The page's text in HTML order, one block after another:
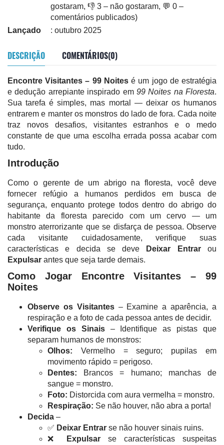
gostaram, 👎 3 – não gostaram, 💬 0 –
comentários publicados)
Lançado
: outubro 2025
DESCRIÇÃO COMENTÁRIOS(0)
Encontre Visitantes – 99 Noitesé um jogo de estratégia
e dedução arrepiante inspirado em 99 Noites na Floresta.
Sua tarefa é simples, mas mortal — deixar os humanos
entrarem e manter os monstros do lado de fora. Cada noite
traz novos desafios, visitantes estranhos e o medo
constante de que uma escolha errada possa acabar com
tudo.
Introdução
Como o gerente de um abrigo na floresta, você deve
fornecer refúgio a humanos perdidos em busca de
segurança, enquanto protege todos dentro do abrigo do
habitante da floresta parecido com um cervo — um
monstro aterrorizante que se disfarça de pessoa. Observe
cada visitante cuidadosamente, verifique suas
características e decida se deve
Deixar Entrarou
Expulsar antes que seja tarde demais.
Como Jogar Encontre Visitantes – 99
Noites
Observe os Visitantes– Examine a aparência, a
respiração e a foto de cada pessoa antes de decidir.
Verifique os Sinais– Identifique as pistas que
separam humanos de monstros:
Olhos: Vermelho = seguro; pupilas em
movimento rápido = perigoso.
Dentes: Brancos = humano; manchas de
sangue = monstro.
Foto: Distorcida com aura vermelha = monstro.
Respiração: Se não houver, não abra a porta!
Decida –
✅ Deixar Entrar se não houver sinais ruins.
❌
Expulsar se características suspeitas